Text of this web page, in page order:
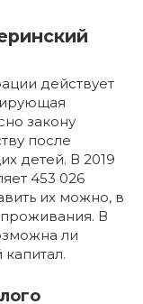
действует
закону
после
детей. В 2019
453 026
их можно, в
В
ли